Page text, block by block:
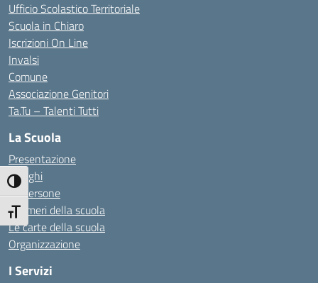
Attiva/disattiva alto contrasto
Attiva/disattiva dimensione testo
Ufficio Scolastico Territoriale
Scuola in Chiaro
Iscrizioni On Line
Invalsi
Comune
Associazione Genitori
Ta.Tu – Talenti Tutti
La Scuola
Presentazione
I luoghi
Le persone
I numeri della scuola
Le carte della scuola
Organizzazione
I Servizi